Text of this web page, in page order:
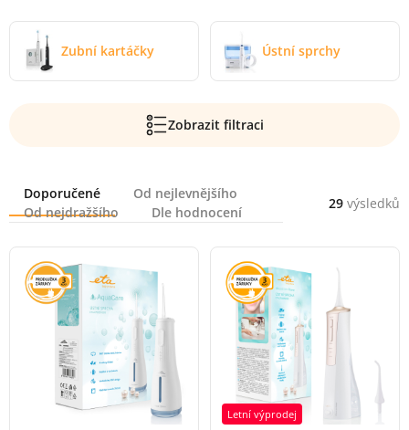
Zubní kartáčky Ústní sprchy
Zobrazit filtraci
Řazení
Doporučené
Od nejlevnějšího
Od nejdražšího
Dle hodnocení
29 výsledků
Letní výprodej